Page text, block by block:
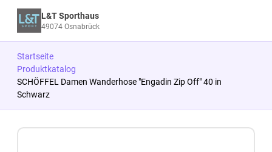
L&T Sporthaus
49074 Osnabrück
Startseite
Produktkatalog
SCHÖFFEL Damen Wanderhose "Engadin Zip Off" 40 in
Schwarz